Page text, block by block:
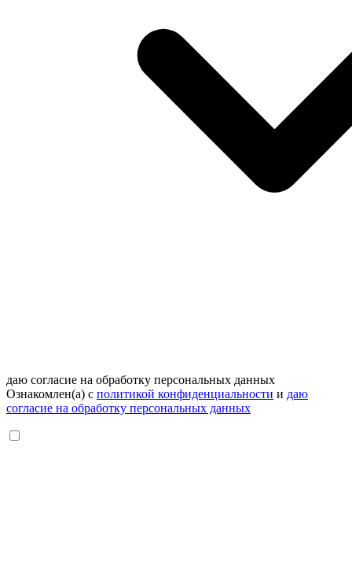
даю согласие на обработку персональных данных
Ознакомлен(а) с политикой конфиденциальности и даю
согласие на обработку персональных данных